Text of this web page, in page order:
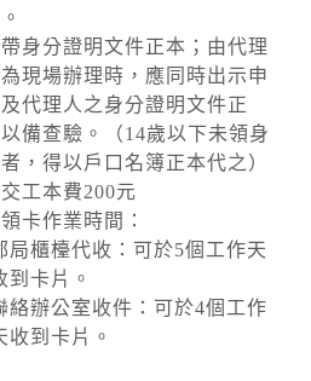
身分證明文件正本；由代理
現場辦理時，應同時出示申
代理人之身分證明文件正
備查驗。（14歲以下未領身
，得以戶口名簿正本代之）
工本費200元
卡作業時間：
局櫃檯代收：可於5個工作天
到卡片。
絡辦公室收件：可於4個工作
收到卡片。